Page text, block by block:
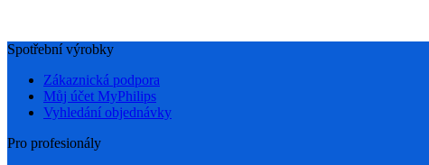
Spotřební výrobky
Zákaznická podpora
Můj účet MyPhilips
Vyhledání objednávky
Pro profesionály